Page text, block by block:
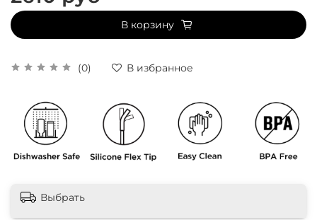
(0) В избранное
В корзину
Выбрать